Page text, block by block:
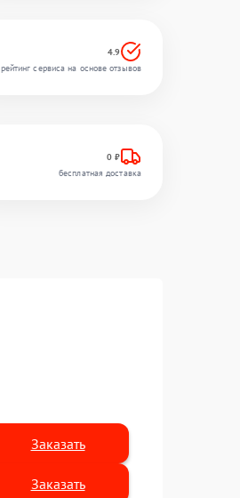
4.9
рейтинг сервиса на основе отзывов
0 ₽
бесплатная доставка
Заказать
Заказать